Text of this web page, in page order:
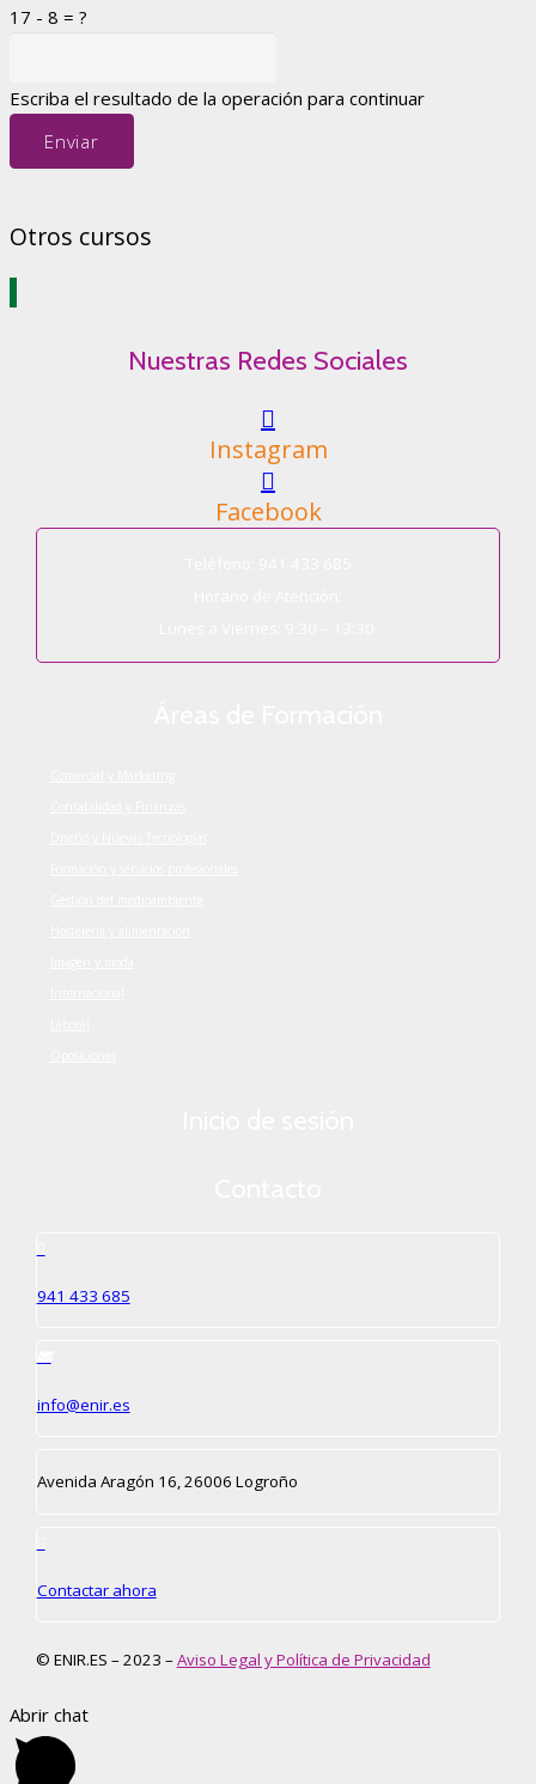
17 - 8 = ?
Escriba el resultado de la operación para continuar
Enviar
Otros cursos
Nuestras Redes Sociales
Instagram
Facebook
941 433 685
info@enir.es
Avenida Aragón 16, 26006 Logroño
Contactar ahora
© ENIR.ES – 2023 –Aviso Legal y Política de Privacidad
Abrir chat